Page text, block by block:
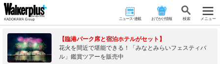
ニュース･連載 おでかけ情報 検 索 メニュー
【臨港パーク席と宿泊ホテルがセット】
花火を間近で堪能できる！「みなとみらいフェスティバ
ル」鑑賞ツアーを販売中